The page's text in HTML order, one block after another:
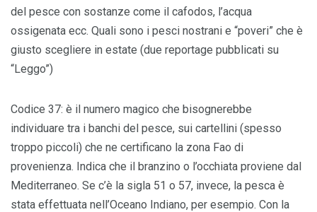
del pesce con sostanze come il cafodos, l’acqua
ossigenata ecc. Quali sono i pesci nostrani e “poveri” che è
giusto scegliere in estate (due reportage pubblicati su
“Leggo”)
Codice 37: è il numero magico che bisognerebbe
individuare tra i banchi del pesce, sui cartellini (spesso
troppo piccoli) che ne certificano la zona Fao di
provenienza. Indica che il branzino o l’occhiata proviene dal
Mediterraneo. Se c’è la sigla 51 o 57, invece, la pesca è
stata effettuata nell’Oceano Indiano, per esempio. Con la